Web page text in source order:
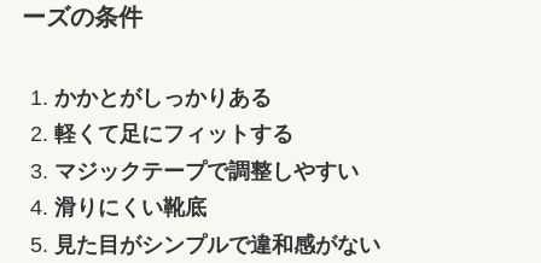
ーズの条件
かかとがしっかりある
軽くて足にフィットする
マジックテープで調整しやすい
滑りにくい靴底
見た目がシンプルで違和感がない